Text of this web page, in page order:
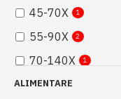
45-70X 1
55-90X 2
70-140X 1
130-220X
ALIMENTARE